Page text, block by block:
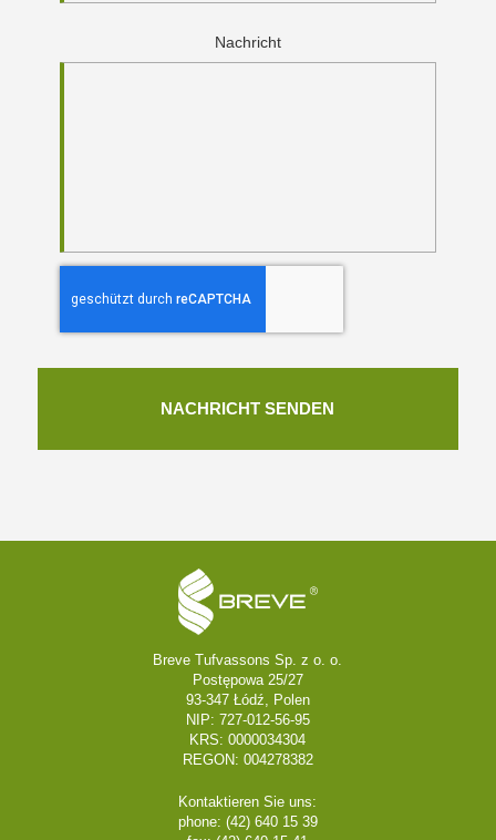
Nachricht
Breve Tufvassons Sp. z o. o.
Postępowa 25/27
93-347 Łódź, Polen
NIP: 727-012-56-95
KRS: 0000034304
REGON: 004278382
Kontaktieren Sie uns:
phone: (42) 640 15 39